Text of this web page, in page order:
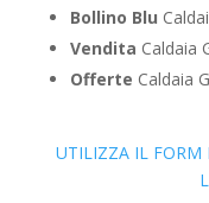
Bollino Blu
Vendita Caldaia
Offerte Caldaia
UTILIZZA IL FORM